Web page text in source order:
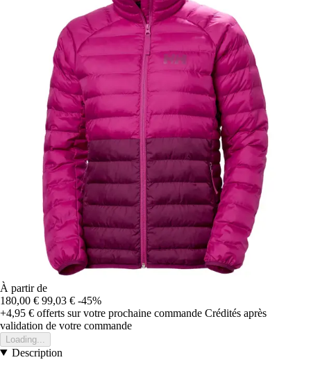
À partir de
180,00 € 99,03 € -45%
+4,95 € offerts sur votre prochaine commande Crédités après
validation de votre commande
Loading...
Description